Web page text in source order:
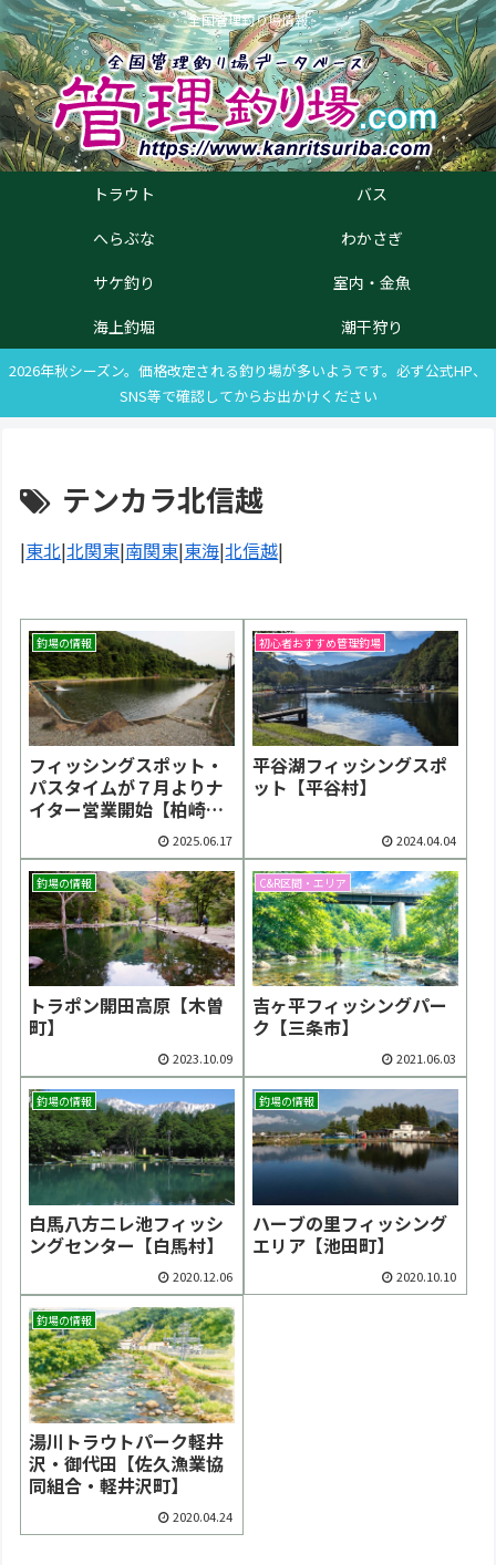
全国管理釣り場情報
トラウト
バス
へらぶな
わかさぎ
サケ釣り
室内・金魚
海上釣堀
潮干狩り
2026年秋シーズン。価格改定される釣り場が多いようです。必ず公式HP、
SNS等で確認してからお出かけください
テンカラ北信越
|東北|北関東|南関東|東海|北信越|
釣場の情報
フィッシングスポット・
パスタイムが７月よりナ
イター営業開始【柏崎
2025.06.17
初心者おすすめ管理釣場
平谷湖フィッシングスポ
ット【平谷村】
2024.04.04
釣場の情報
トラポン開田高原【木曽
町】
2023.10.09
C&R区間・エリア
吉ヶ平フィッシングパー
ク【三条市】
2021.06.03
釣場の情報
白馬八方ニレ池フィッシ
ングセンター【白馬村】
2020.12.06
釣場の情報
ハーブの里フィッシング
エリア【池田町】
2020.10.10
釣場の情報
湯川トラウトパーク軽井
沢・御代田【佐久漁業協
同組合・軽井沢町】
2020.04.24